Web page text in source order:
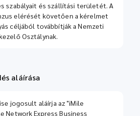
szabályait és szállítási területét. A
elérését követően a kérelmet
céljából továbbítják a Nemzeti
Osztálynak.
aláírása
jogosult aláírja az "iMile
Network Express Business